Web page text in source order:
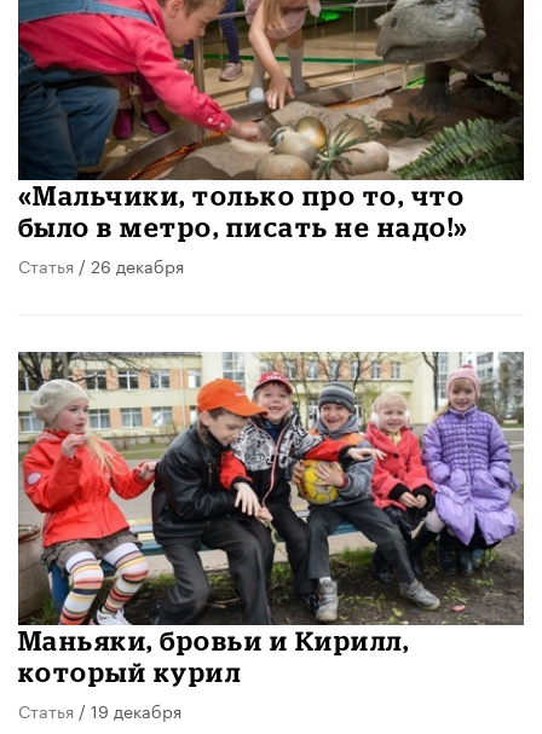
«Мальчики, только про то, что
было в метро, писать не надо!»
Статья / 26 декабря
Маньяки, бровьи и Кирилл,
который курил
Статья / 19 декабря